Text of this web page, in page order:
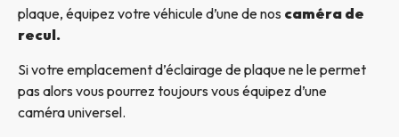
plaque, équipez votre véhicule d’une de nos caméra de
recul.
Si votre emplacement d’éclairage de plaque ne le permet
pas alors vous pourrez toujours vous équipez d’une
caméra universel.